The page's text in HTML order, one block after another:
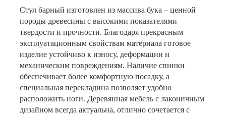
Cтул барный изготовлен из массива бука – ценной
породы древесины с высокими показателями
твердости и прочности. Благодаря прекрасным
эксплуатационным свойствам материала готовое
изделие устойчиво к износу, деформации и
механическим повреждениям. Наличие спинки
обеспечивает более комфортную посадку, а
специальная перекладина позволяет удобно
расположить ноги. Деревянная мебель с лаконичным
дизайном всегда актуальна, отлично сочетается с